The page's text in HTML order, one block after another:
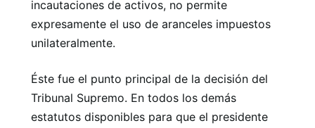
incautaciones de activos, no permite
expresamente el uso de aranceles impuestos
unilateralmente.
Éste fue el punto principal de la decisión del
Tribunal Supremo. En todos los demás
estatutos disponibles para que el presidente